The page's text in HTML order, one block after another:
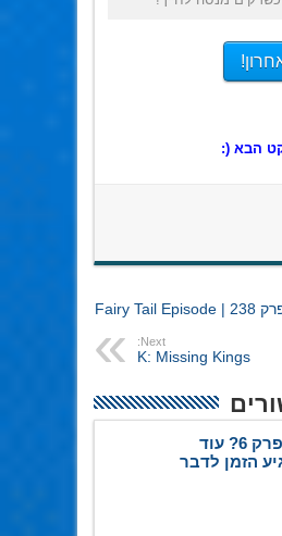
הבא (:
פיירי טייל פרק 238 | Fairy Tail Episode
Next:
K: Missing Kings
תהית מה עם פרק 6? עוד
הזמן לדבר